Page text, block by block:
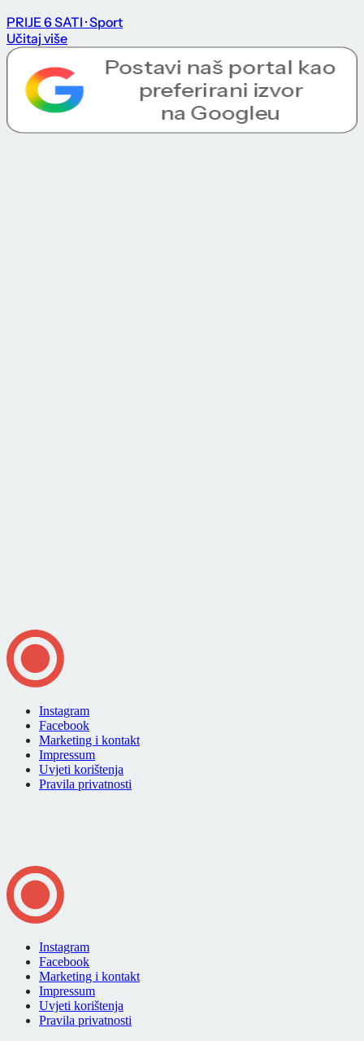
PRIJE 6 SATI · Sport
Učitaj više
Instagram
Facebook
Marketing i kontakt
Impressum
Uvjeti korištenja
Pravila privatnosti
Instagram
Facebook
Marketing i kontakt
Impressum
Uvjeti korištenja
Pravila privatnosti